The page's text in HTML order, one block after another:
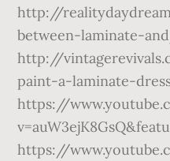
http://
between-laminate-
http://
paint-a-laminate-
https://
https://